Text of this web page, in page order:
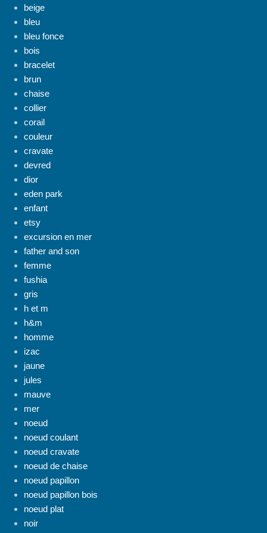
beige
bleu
bleu fonce
bois
bracelet
brun
chaise
collier
corail
couleur
cravate
devred
dior
eden park
enfant
etsy
excursion en mer
father and son
femme
fushia
gris
h et m
h&m
homme
izac
jaune
jules
mauve
mer
noeud
noeud coulant
noeud cravate
noeud de chaise
noeud papillon
noeud papillon bois
noeud plat
noir